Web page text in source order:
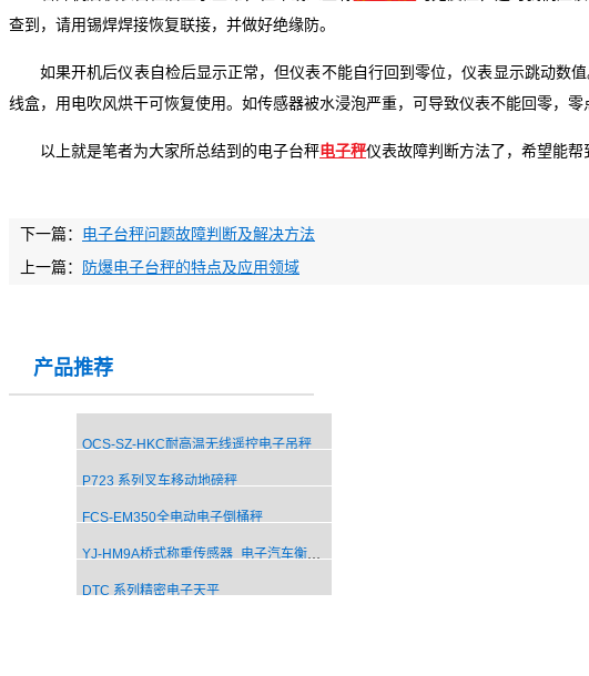
查到，请用锡焊焊接恢复联接，并做好绝缘防。
如果开机后仪表自检后显示正常，但仪表不能自行回到零位，仪表显示跳动数
线盒，用电吹风烘干可恢复使用。如传感器被水浸泡严重，可导致仪表不能回零，
以上就是笔者为大家所总结到的电子台秤电子秤仪表故障判断方法了，希望能帮
下一篇： 电子台秤问题故障判断及解决方法
上一篇：
防爆电子台秤的特点及应用领域
产品推荐
OCS-SZ-HKC耐高温无线遥控电子吊秤
P723 系列叉车移动地磅秤
FCS-EM350全电动电子倒桶秤
DTC 系列精密电子天平